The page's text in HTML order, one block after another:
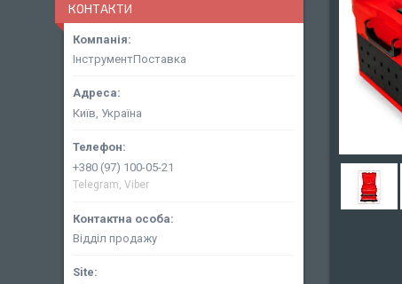
КОНТАКТИ
ІнструментПоставка
Київ, Україна
+380 (97) 100-05-21
Telegram, Viber
Відділ продажу